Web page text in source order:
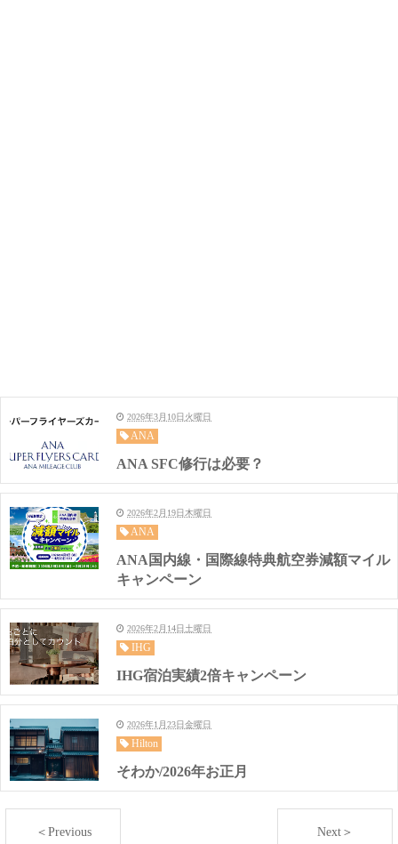
2026年3月10日火曜日
ANA
ANA SFC修行は必要？
2026年2月19日木曜日
ANA
ANA国内線・国際線特典航空券減額マイル
キャンペーン
2026年2月14日土曜日
IHG
IHG宿泊実績2倍キャンペーン
2026年1月23日金曜日
Hilton
そわか/2026年お正月
＜Previous Next＞